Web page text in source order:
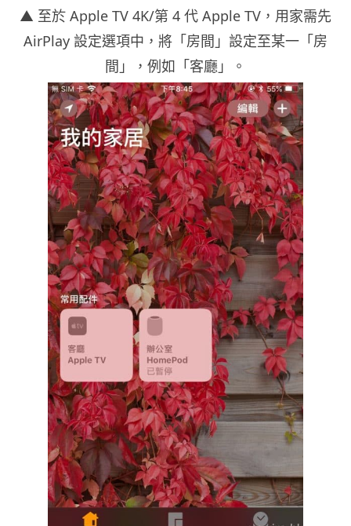
▲ 至於 Apple TV 4K/第 4 代 Apple TV，用家需先
AirPlay 設定選項中，將「房間」設定至某一「房
間」，例如「客廳」。